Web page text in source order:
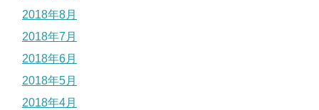
2018年8月
2018年7月
2018年6月
2018年5月
2018年4月